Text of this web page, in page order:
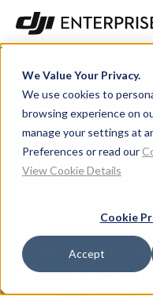
We Value Your Privacy.
We use cookies to
browsing experience on
manage your settings at
Preferences or read our
View Cookie Details
Cookie
Accept
Drohnen
Wie sie
Ihr eigenes
im Jahr